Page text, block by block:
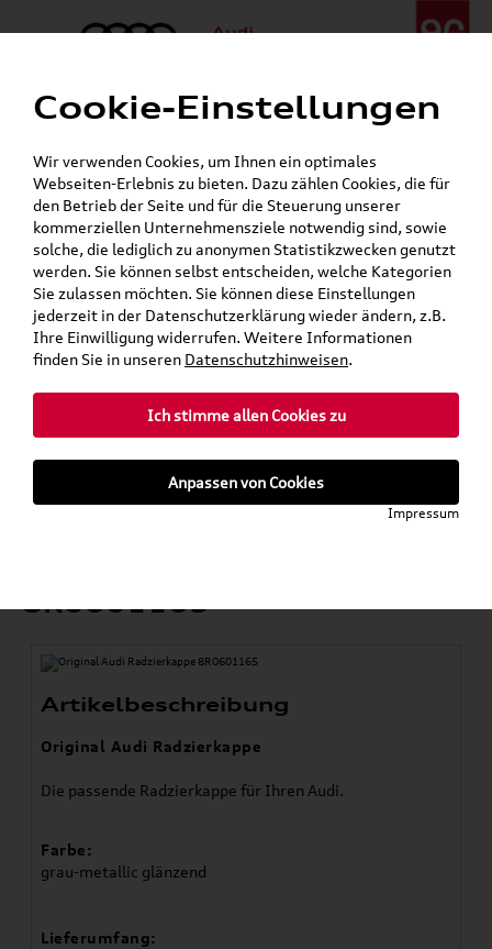
Menü
24h-Pannenhilfe:+49 (0)171 / 870 72 87
Gerade geschlossen
Verkauf:
Mo. - Fr. 08:00 - 19:00 Uhr Sa. 09:00 - 13:00 Uhr
Service:Mo. - Fr. 06:00 - 20:00 Uhr Sa. 08:00 - 13:00 Uhr
teilen Twitter Instagram WhatsApp E-Mail
» »
Zubehör Räder & Reifen »
Original Audi Radzierkappe 8R0601165
8R0601165
Artikelbeschreibung
Original Audi Radzierkappe
Die passende Radzierkappe für Ihren Audi.
Farbe:
grau-metallic glänzend
Lieferumfang:
Cookie-Einstellungen
Wir verwenden Cookies, um Ihnen ein optimales
Webseiten-Erlebnis zu bieten. Dazu zählen Cookies, die für
den Betrieb der Seite und für die Steuerung unserer
kommerziellen Unternehmensziele notwendig sind, sowie
solche, die lediglich zu anonymen Statistikzwecken genutzt
werden. Sie können selbst entscheiden, welche Kategorien
Sie zulassen möchten. Sie können diese Einstellungen
jederzeit in der Datenschutzerklärung wieder ändern, z.B.
Ihre Einwilligung widerrufen. Weitere Informationen
finden Sie in unseren Datenschutzhinweisen.
Ich stimme allen Cookies zu
Anpassen von Cookies
Impressum